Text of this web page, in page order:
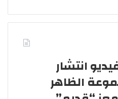
انتشار
الظاهر